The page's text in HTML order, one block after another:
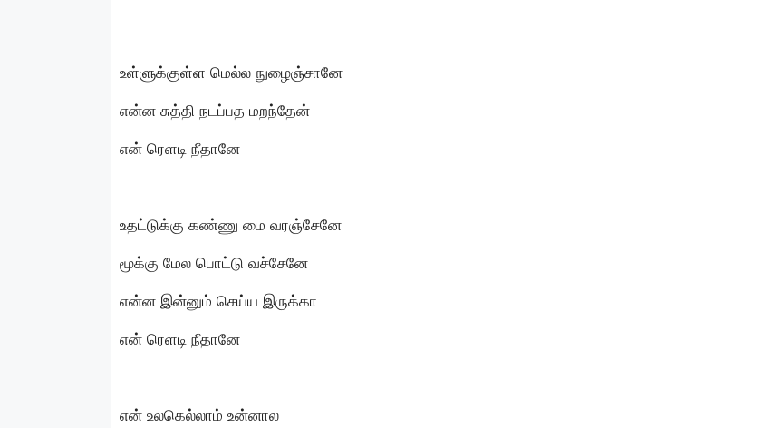
உள்ளுக்குள்ள மெல்ல நுழைஞ்சானே
என்ன சுத்தி நடப்பத மறந்தேன்
என் ரெளடி நீதானே
உதட்டுக்கு கண்ணு மை வரஞ்சேனே
மூக்கு மேல பொட்டு வச்சேனே
என்ன இன்னும் செய்ய இருக்கா
என் ரெளடி நீதானே
என் உலகெல்லாம் உன்னால